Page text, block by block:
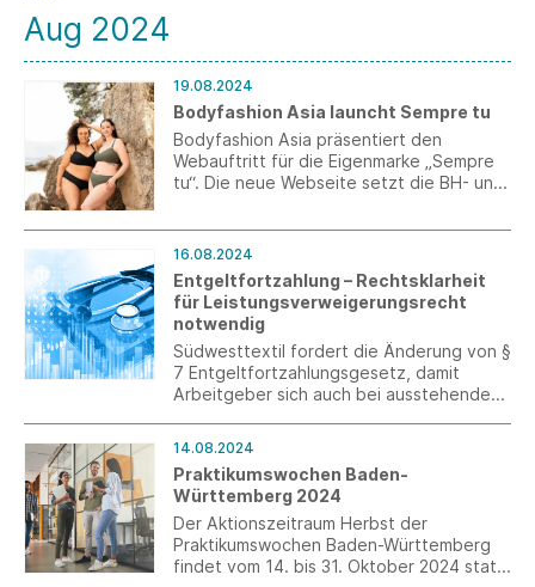
Aug 2024
19.08.2024
Bodyfashion Asia launcht Sempre tu
Bodyfashion Asia präsentiert den
Webauftritt für die Eigenmarke „Sempre
tu“. Die neue Webseite setzt die BH- und
und bietet detaillierte
Produktinformationen auf einen Klick.
16.08.2024
Entgeltfortzahlung – Rechtsklarheit
für Leistungsverweigerungsrecht
notwendig
Südwesttextil fordert die Änderung von §
7 Entgeltfortzahlungsgesetz, damit
Arbeitgeber sich auch bei ausstehenden
ein Leistungsverweigerungsrecht auf eine
klare Gesetzesgrundlage stützen können.
14.08.2024
Praktikumswochen Baden-
Württemberg 2024
Der Aktionszeitraum Herbst der
Praktikumswochen Baden-Württemberg
findet vom 14. bis 31. Oktober 2024 statt.